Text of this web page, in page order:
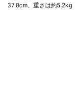
37.8cm、重さは約5.2kg